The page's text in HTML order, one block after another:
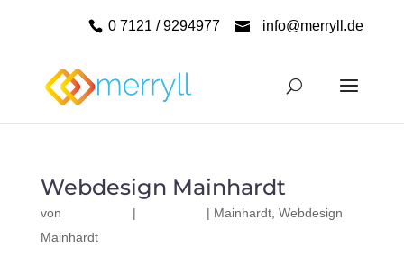
0 7121 / 9294977 info@merryll.de
Webdesign Mainhardt
von | | Mainhardt, Webdesign
Mainhardt